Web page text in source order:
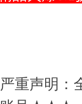
声明：全